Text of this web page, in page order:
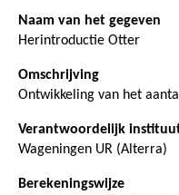
Naam van het gegeven
Herintroductie Otter
Omschrijving
Ontwikkeling van het
Verantwoordelijk
Wageningen UR (Alterra)
Berekeningswijze